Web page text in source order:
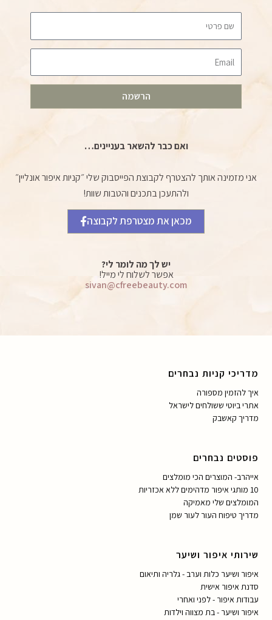
הרשמה
ואם כבר להשאר בעניינים…
אני מזמינה אותך להצטרף לקבוצת הפייסבוק שלי ״קניות איפור אונליין״
ולהתעכן בתכנים והטבות שוות!
מכאן את מצטרפת לקבוצה
יש לך מה לומר לי?
אפשר לשלוח לי מייל!
sivan@cfreebeauty.com
מדריכי קניות נבחרים
איך להזמין מספורה
אתרי ביוטי ששולחים לישראל
מדריך קאשבק
פוסטים נבחרים
אייהרב- המוצרים הכי מומלצים
10 מותגי איפור מדהימים ללא אכזריות
המומלצים שלי מאמיקה
מדריך טיפוח העור לעור שמן
שירותי איפור ושיער
איפור ושיער כלות וערב - גלריה ותיאום
סדנת איפור אישית
עבודות איפור - לפני ואחרי
איפור ושיער - בת מצווה וילדות